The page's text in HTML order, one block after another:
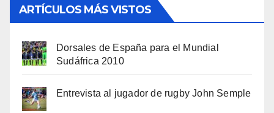
ARTÍCULOS MÁS VISTOS
Dorsales de España para el Mundial
Sudáfrica 2010
Entrevista al jugador de rugby John Semple